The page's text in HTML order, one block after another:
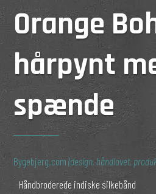
Orange
hårpynt
spænde
Bygebjerg.com(design, håndlavet,
Håndbroderede indiske silkebånd